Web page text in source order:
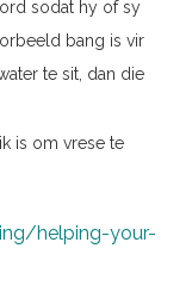
sodat hy of sy
bang is vir
te sit, dan die
is om vrese te
helping-your-